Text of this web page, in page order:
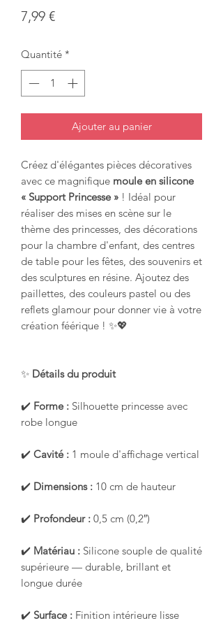
7,99 €Prix
Quantité *
Ajouter au panier
Créez d'élégantes pièces décoratives
avec ce magnifique moule en silicone
« Support Princesse » ! Idéal pour
réaliser des mises en scène sur le
thème des princesses, des décorations
pour la chambre d'enfant, des centres
de table pour les fêtes, des souvenirs et
des sculptures en résine. Ajoutez des
paillettes, des couleurs pastel ou des
reflets glamour pour donner vie à votre
création féérique ! ✨💖
✨ Détails du produit
✔️ Forme : Silhouette princesse avec
robe longue
✔️ Cavité : 1 moule d'affichage vertical
✔️ Dimensions : 10 cm de hauteur
✔️ Profondeur : 0,5 cm (0,2″)
✔️ Matériau : Silicone souple de qualité
supérieure — durable, brillant et
longue durée
✔️ Surface : Finition intérieure lisse